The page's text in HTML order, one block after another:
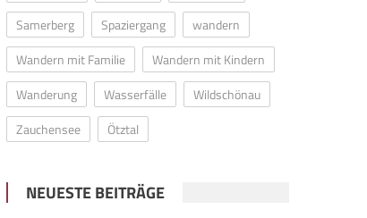
Samerberg
Spaziergang
wandern
Wandern mit Familie
Wandern mit Kindern
Wanderung
Wasserfälle
Wildschönau
Zauchensee
Ötztal
NEUESTE BEITRÄGE